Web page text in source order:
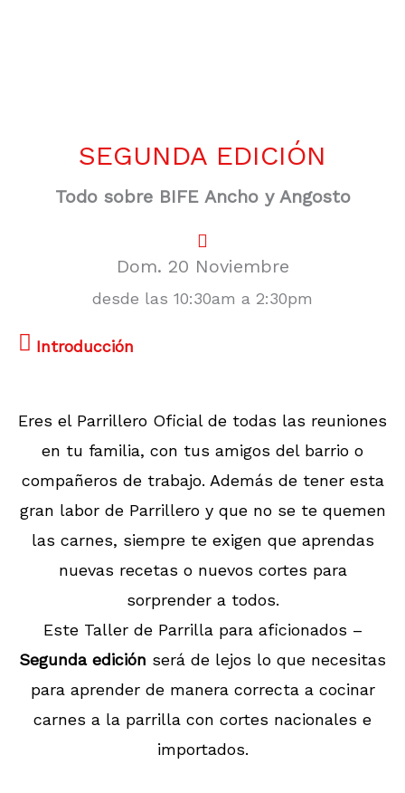
SEGUNDA EDICIÓN
Todo sobre BIFE Ancho y Angosto
Dom. 20 Noviembre
desde las 10:30am a 2:30pm
Introducción
Eres el Parrillero Oficial de todas las reuniones
en tu familia, con tus amigos del barrio o
compañeros de trabajo. Además de tener esta
gran labor de Parrillero y que no se te quemen
las carnes, siempre te exigen que aprendas
nuevas recetas o nuevos cortes para
sorprender a todos.
Este Taller de Parrilla para aficionados –
Segunda edición será de lejos lo que necesitas
para aprender de manera correcta a cocinar
carnes a la parrilla con cortes nacionales e
importados.